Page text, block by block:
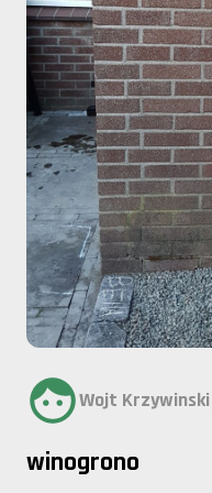
Wojt Krzywinski
winogrono